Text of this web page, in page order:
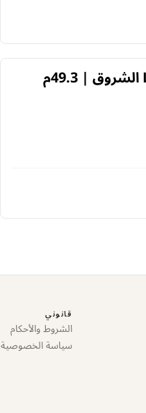
قانوني
الشروط والأحكام
سياسة الخصوصية